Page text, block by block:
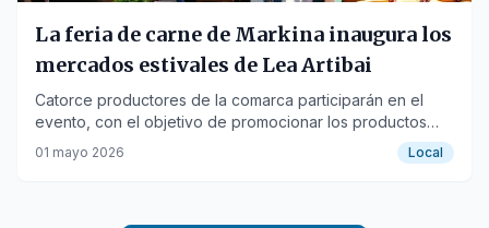
La feria de carne de Markina inaugura los
mercados estivales de Lea Artibai
Catorce productores de la comarca participarán en el
evento, con el objetivo de promocionar los productos
locales.
01 mayo 2026 Local